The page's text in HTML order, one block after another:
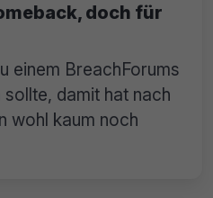
doch für
einem BreachForums
damit hat nach
wohl kaum noch